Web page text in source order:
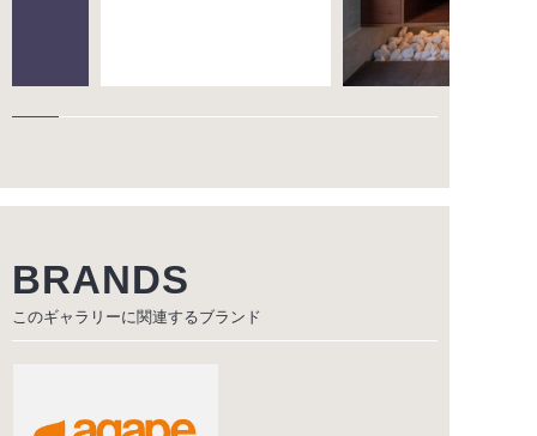
BRANDS
このギャラリーに関連するブランド